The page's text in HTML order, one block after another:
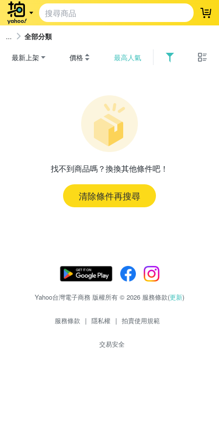
登
全部分類
最新上架 價格 最高人氣
找不到商品嗎？換換其他條件吧！
清除條件再搜尋
Yahoo台灣電子商務 版權所有 © 2026 服務條款(更新)
服務條款 | 隱私權 | 拍賣使用規範
交易安全